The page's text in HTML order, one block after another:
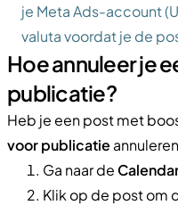
je Meta Ads-account
valuta voordat je de
Hoe annuleer je
publicatie?
Heb je een post met
voor publicatie
Ga naar de
Klik op de post om